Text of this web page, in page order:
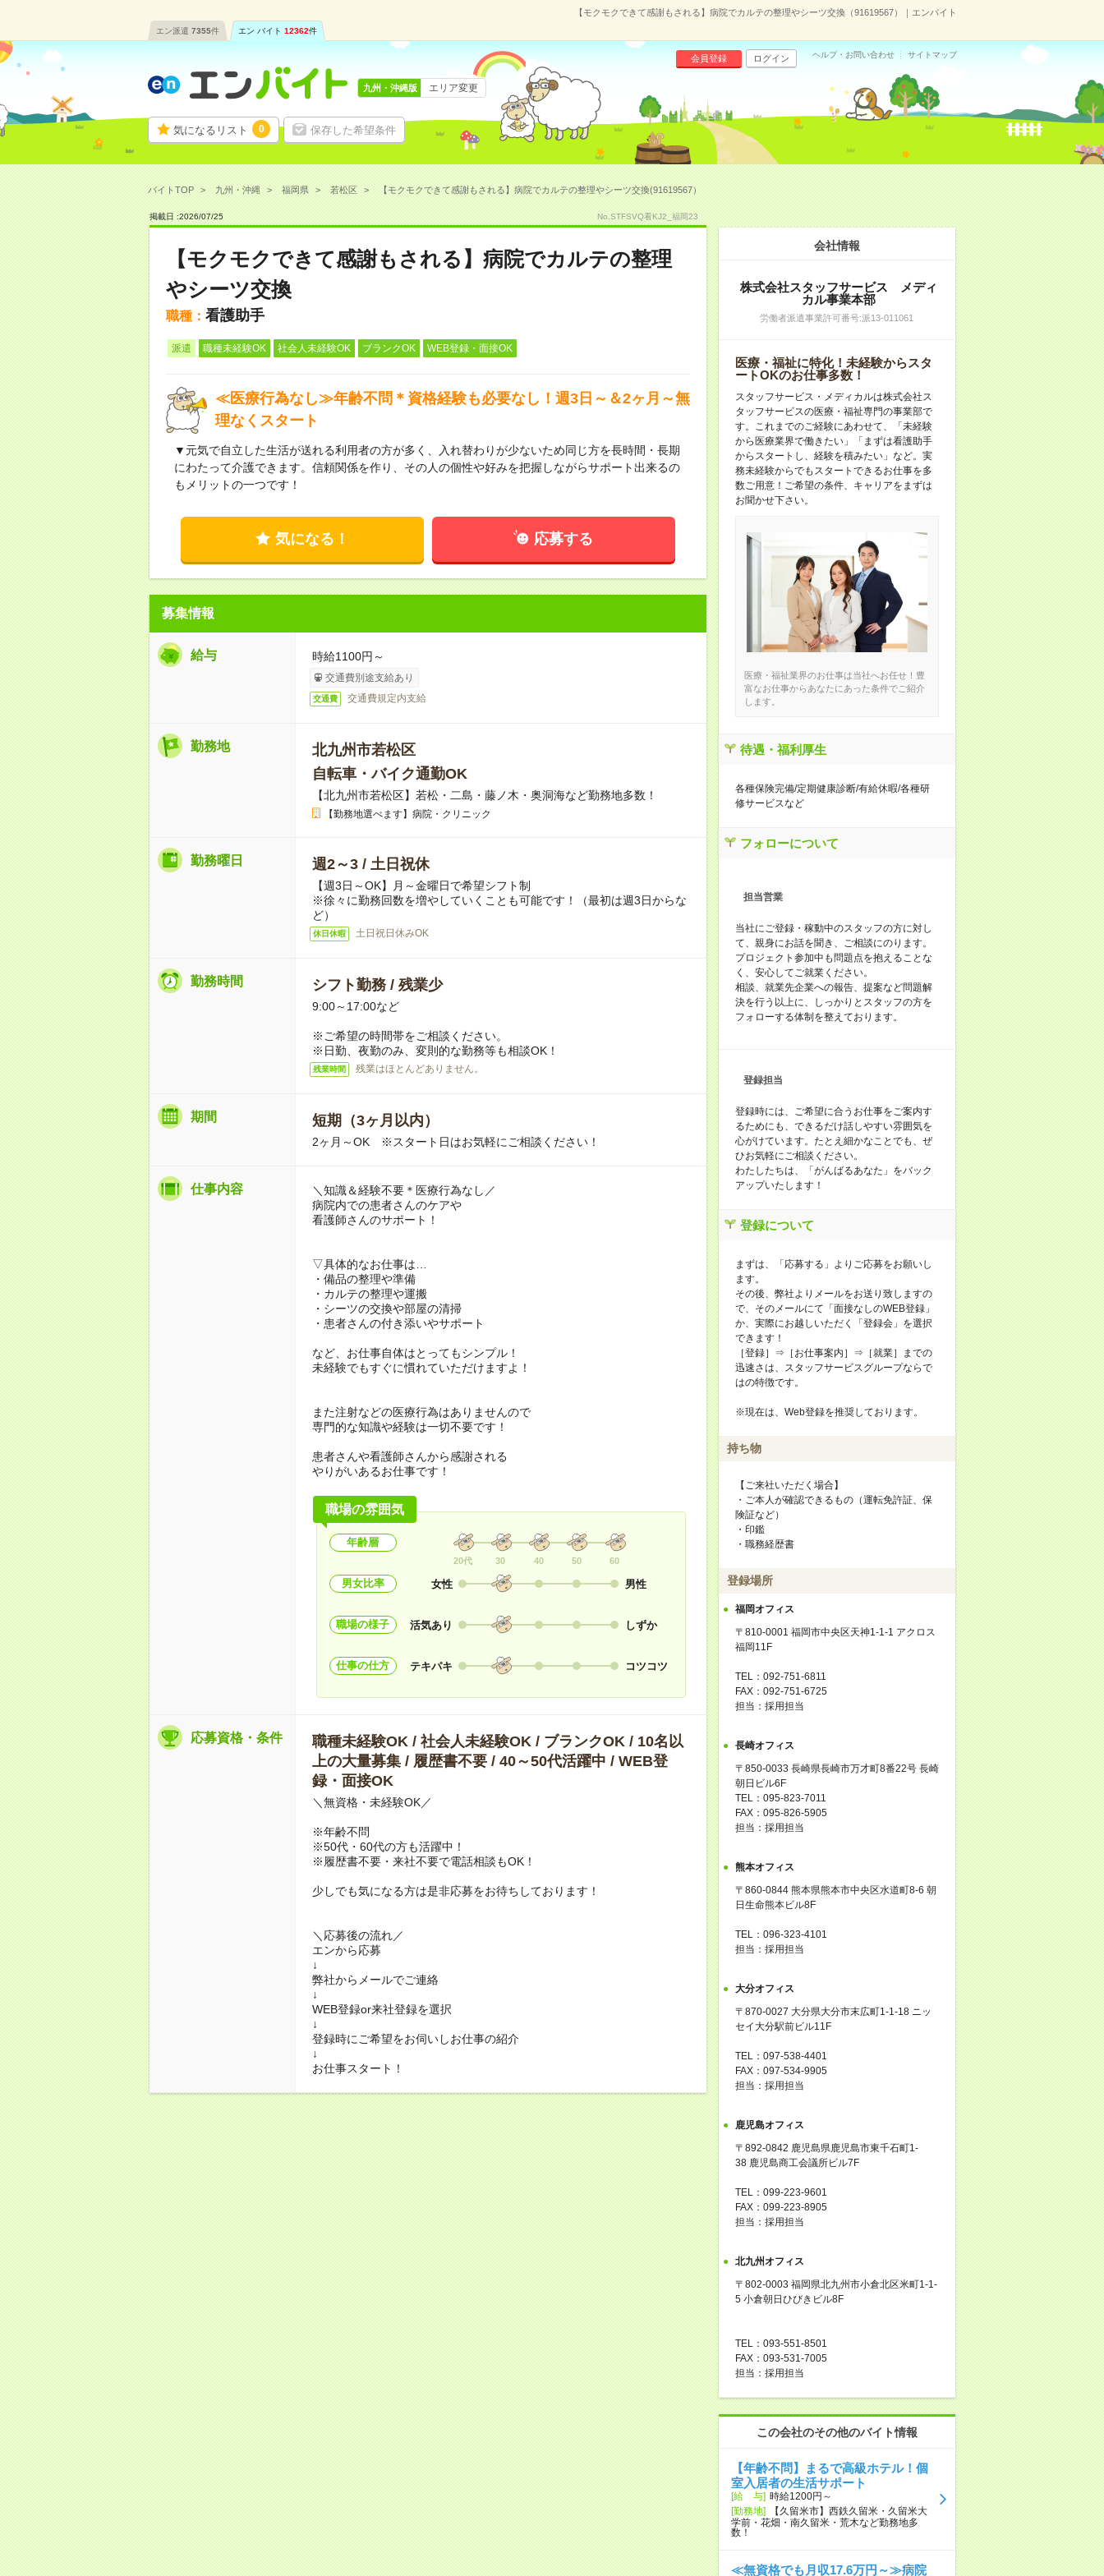
【モクモクできて感謝もされる】病院でカルテの整理やシーツ交換（91619567）｜エンバイト
エン派遣 7355件 エン バイト 12362件
気になるリスト 0 保存した希望条件
会員登録 ログイン ヘルプ・お問い合わせ サイトマップ
九州・沖縄版 エリア変更
バイトTOP 九州・沖縄 福岡県 若松区 【モクモクできて感謝もされる】病院でカルテの整理やシーツ交換(91619567）
掲載日 :2026/07/25 No.STFSVQ看KJ2_福岡23
【モクモクできて感謝もされる】病院でカルテの整理
やシーツ交換
職種： 看護助手
派遣 職種未経験OK 社会人未経験OK ブランクOK WEB登録・面接OK
≪医療行為なし≫年齢不問＊資格経験も必要なし！週3日～＆2ヶ月～無
理なくスタート
▼元気で自立した生活が送れる利用者の方が多く、入れ替わりが少ないため同じ方を長時間・長期
にわたって介護できます。信頼関係を作り、その人の個性や好みを把握しながらサポート出来るの
もメリットの一つです！
気になる！ 応募する
募集情報
給与 時給1100円～
交通費別途支給あり
交通費 交通費規定内支給
勤務地
北九州市若松区
自転車・バイク通勤OK
【北九州市若松区】若松・二島・藤ノ木・奥洞海など勤務地多数！
【勤務地選べます】病院・クリニック
勤務曜日 週2～3 / 土日祝休
【週3日～OK】月～金曜日で希望シフト制
※徐々に勤務回数を増やしていくことも可能です！（最初は週3日からな
ど）
休日休暇 土日祝日休みOK
勤務時間 シフト勤務 / 残業少
9:00～17:00など
※ご希望の時間帯をご相談ください。
※日勤、夜勤のみ、変則的な勤務等も相談OK！
残業時間 残業はほとんどありません。
期間 短期（3ヶ月以内）
2ヶ月～OK ※スタート日はお気軽にご相談ください！
仕事内容
＼知識＆経験不要＊医療行為なし／
病院内での患者さんのケアや
看護師さんのサポート！
▽具体的なお仕事は…
・備品の整理や準備
・カルテの整理や運搬
・シーツの交換や部屋の清掃
・患者さんの付き添いやサポート
など、お仕事自体はとってもシンプル！
未経験でもすぐに慣れていただけますよ！
また注射などの医療行為はありませんので
専門的な知識や経験は一切不要です！
患者さんや看護師さんから感謝される
やりがいあるお仕事です！
職場の雰囲気
年齢層
20代 30 40 50 60
男女比率 女性 男性
職場の様子 活気あり しずか
仕事の仕方 テキパキ コツコツ
応募資格・条件
職種未経験OK / 社会人未経験OK / ブランクOK / 10名以
上の大量募集 / 履歴書不要 / 40～50代活躍中 / WEB登
録・面接OK
＼無資格・未経験OK／
※年齢不問
※50代・60代の方も活躍中！
※履歴書不要・来社不要で電話相談もOK！
少しでも気になる方は是非応募をお待ちしております！
＼応募後の流れ／
エンから応募
↓
弊社からメールでご連絡
↓
WEB登録or来社登録を選択
↓
登録時にご希望をお伺いしお仕事の紹介
↓
お仕事スタート！
会社情報
株式会社スタッフサービス メディ
カル事業本部
労働者派遣事業許可番号:派13-011061
医療・福祉に特化！未経験からスタ
ートOKのお仕事多数！
スタッフサービス・メディカルは株式会社ス
タッフサービスの医療・福祉専門の事業部で
す。これまでのご経験にあわせて、「未経験
から医療業界で働きたい」「まずは看護助手
からスタートし、経験を積みたい」など。実
務未経験からでもスタートできるお仕事を多
数ご用意！ご希望の条件、キャリアをまずは
お聞かせ下さい。
医療・福祉業界のお仕事は当社へお任せ！豊
富なお仕事からあなたにあった条件でご紹介
します。
待遇・福利厚生
各種保険完備/定期健康診断/有給休暇/各種研
修サービスなど
フォローについて
担当営業
当社にご登録・稼動中のスタッフの方に対し
て、親身にお話を聞き、ご相談にのります。
プロジェクト参加中も問題点を抱えることな
く、安心してご就業ください。
相談、就業先企業への報告、提案など問題解
決を行う以上に、しっかりとスタッフの方を
フォローする体制を整えております。
登録担当
登録時には、ご希望に合うお仕事をご案内す
るためにも、できるだけ話しやすい雰囲気を
心がけています。たとえ細かなことでも、ぜ
ひお気軽にご相談ください。
わたしたちは、「がんばるあなた」をバック
アップいたします！
登録について
まずは、「応募する」よりご応募をお願いし
ます。
その後、弊社よりメールをお送り致しますの
で、そのメールにて「面接なしのWEB登録」
か、実際にお越しいただく「登録会」を選択
できます！
［登録］⇒［お仕事案内］⇒［就業］までの
迅速さは、スタッフサービスグループならで
はの特徴です。
※現在は、Web登録を推奨しております。
持ち物
【ご来社いただく場合】
・ご本人が確認できるもの（運転免許証、保
険証など）
・印鑑
・職務経歴書
登録場所
福岡オフィス
〒810-0001 福岡市中央区天神1-1-1 アクロス
福岡11F
TEL：092-751-6811
FAX：092-751-6725
担当：採用担当
長崎オフィス
〒850-0033 長崎県長崎市万才町8番22号 長崎
朝日ビル6F
TEL：095-823-7011
FAX：095-826-5905
担当：採用担当
熊本オフィス
〒860-0844 熊本県熊本市中央区水道町8-6 朝
日生命熊本ビル8F
TEL：096-323-4101
担当：採用担当
大分オフィス
〒870-0027 大分県大分市末広町1-1-18 ニッ
セイ大分駅前ビル11F
TEL：097-538-4401
FAX：097-534-9905
担当：採用担当
鹿児島オフィス
〒892-0842 鹿児島県鹿児島市東千石町1-
38 鹿児島商工会議所ビル7F
TEL：099-223-9601
FAX：099-223-8905
担当：採用担当
北九州オフィス
〒802-0003 福岡県北九州市小倉北区米町1-1-
5 小倉朝日ひびきビル8F
TEL：093-551-8501
FAX：093-531-7005
担当：採用担当
この会社のその他のバイト情報
【年齢不問】まるで高級ホテル！個
室入居者の生活サポート
[給 与] 時給1200円～
[勤務地]
【久留米市】西鉄久留米・久留米大
学前・花畑・南久留米・荒木など勤務地多
数！
≪無資格でも月収17.6万円～≫病院